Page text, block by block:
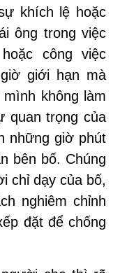
khích lệ hoặc
ông trong việc
công việc
giới hạn mà
không làm
quan trọng của
những giờ phút
bên bố. Chúng
chỉ dạy của bố,
nghiêm chỉnh
đặt để chống